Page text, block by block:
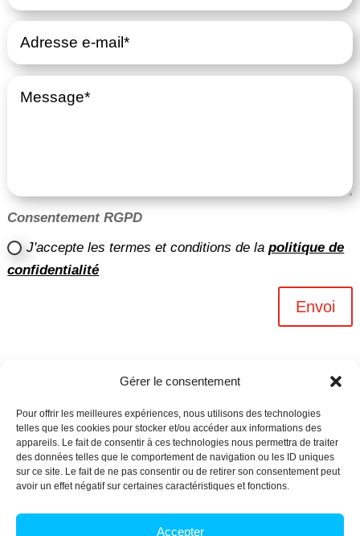
Gérer le consentement
Pour offrir les meilleures expériences, nous utilisons des technologies
telles que les cookies pour stocker et/ou accéder aux informations des
appareils. Le fait de consentir à ces technologies nous permettra de traiter
des données telles que le comportement de navigation ou les ID uniques
sur ce site. Le fait de ne pas consentir ou de retirer son consentement peut
avoir un effet négatif sur certaines caractéristiques et fonctions.
Accepter
Consentement RGPD
J'accepte les termes et conditions de lapolitique de
confidentialité
Envoi
Archives n-6